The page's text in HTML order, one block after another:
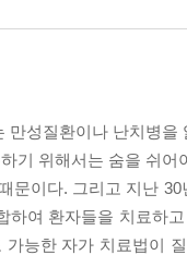
성질환이나 난치병
기 위해서는 숨을 쉬
이다. 그리고 지난
여 환자들을 치료하
능한 자가 치료법이